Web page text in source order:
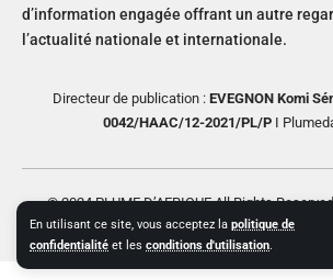
En utilisant ce site, vous acceptez la politique de
confidentialité et les conditions d'utilisation.
d’information engagée offrant un autre
l’actualité nationale et internationale.
Directeur de publication : EVEGNON Komi
0042/HAAC/12-2021/PL/PI
© 2024 PLUME D’AFRIQUE All Rights
Creative